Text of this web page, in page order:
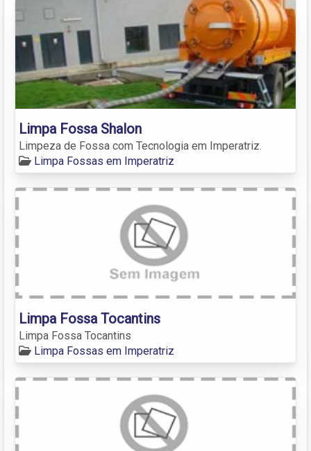
Limpa Fossa Shalon
Limpeza de Fossa com Tecnologia em Imperatriz.
Limpa Fossas em Imperatriz
Limpa Fossa Tocantins
Limpa Fossa Tocantins
Limpa Fossas em Imperatriz